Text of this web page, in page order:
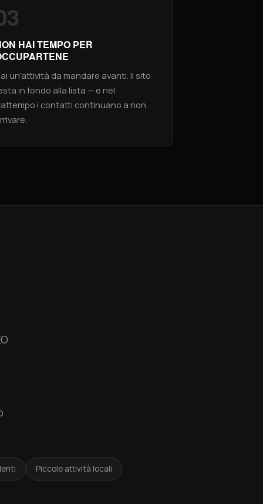
HAI TEMPO PER
un'attività da mandare avanti. Il sito
in fondo alla lista — e nel
i contatti continuano a non
Piccole attività locali